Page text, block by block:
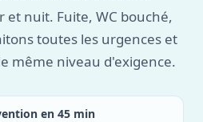
et nuit. Fuite, WC bouché,
toutes les urgences et
même niveau d'exigence.
en 45 min